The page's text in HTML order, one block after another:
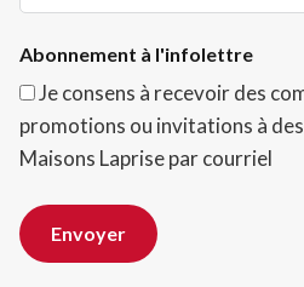
Abonnement à l'infolettre
Je consens à recevoir des
promotions ou invitations à
Maisons Laprise par courriel
Envoyer